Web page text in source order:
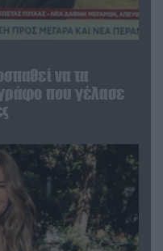
να τα
που γέλασε